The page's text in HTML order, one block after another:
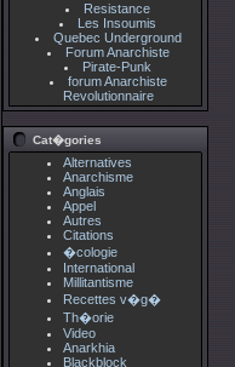
Resistance
Les Insoumis
Quebec Underground
Forum Anarchiste
Pirate-Punk
forum Anarchiste
Revolutionnaire
Cat�gories
Alternatives
Anarchisme
Anglais
Appel
Autres
Citations
�cologie
International
Millitantisme
Recettes v�g�
Th�orie
Video
Anarkhia
Blackblock